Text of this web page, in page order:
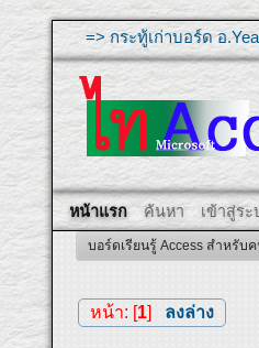
=> กระทู้เก่าบอร์ด อ
หน้าแรก ค้นหา เข้าสู่ระ
บอร์ดเรียนรู้ Access สำหรับ
หน้า: [1] ลงล่าง